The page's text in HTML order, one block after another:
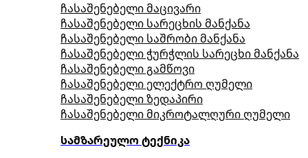
ჩასაშენებელი მაცივარი
ჩასაშენებელი სარეცხის მანქანა
ჩასაშენებელი საშრობი მანქანა
ჩასაშენებელი ჭურჭლის სარეცხი მანქანა
ჩასაშენებელი გამწოვი
ჩასაშენებელი ელექტრო ღუმელი
ჩასაშენებელი ზედაპირი
ჩასაშენებელი მიკროტალღური ღუმელი
სამზარეულო ტექნიკა